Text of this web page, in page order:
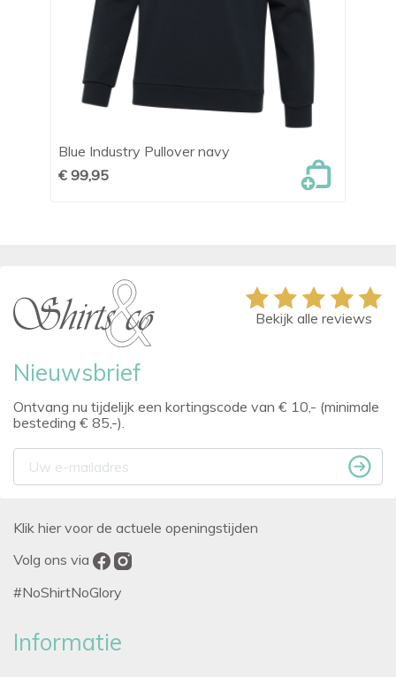
Blue Industry Pullover navy
€ 99,95
Nieuwsbrief
Ontvang nu tijdelijk een kortingscode van € 10,- (minimale
besteding € 85,-).
Bekijk alle reviews
Klik hier voor de actuele openingstijden
Volg ons via
#NoShirtNoGlory
Informatie